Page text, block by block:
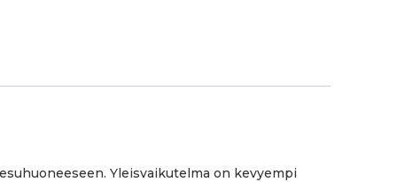
Yleisvaikutelma on kevyempi